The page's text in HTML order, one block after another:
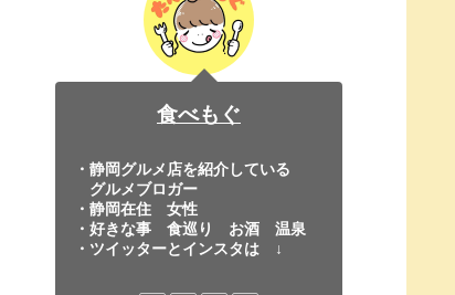
食べもぐ
・静岡グルメ店を紹介している
グルメブロガー
・静岡在住 女性
・好きな事 食巡り お酒 温泉
・ツイッターとインスタは ↓